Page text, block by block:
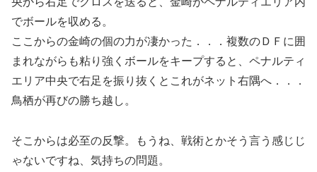
でボールを収める。
ここからの金崎の個の力が凄かった．．．複数のＤＦに囲
まれながらも粘り強くボールをキープすると、ペナルティ
エリア中央で右足を振り抜くとこれがネット右隅へ．．．
鳥栖が再びの勝ち越し。
そこからは必至の反撃。もうね、戦術とかそう言う感じじ
ゃないですね、気持ちの問題。